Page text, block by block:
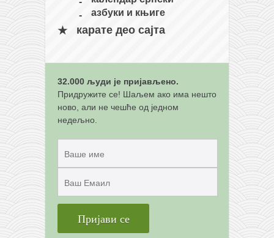
азбуки и књиге
карате део сајта
32.000 људи је пријављено.
Придружите се! Шаљем ако има нешто
ново, али не чешће од једном
недељно.